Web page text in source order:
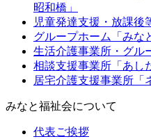
昭和橋」
児童発達支援・放課後
グループホーム「みな
生活介護事業所・グル
相談支援事業所「あし
居宅介護支援事業所「
みなと福祉会について
代表ご挨拶